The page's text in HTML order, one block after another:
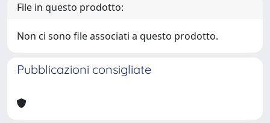
File in questo prodotto:
Non ci sono file associati a questo prodotto.
Pubblicazioni consigliate